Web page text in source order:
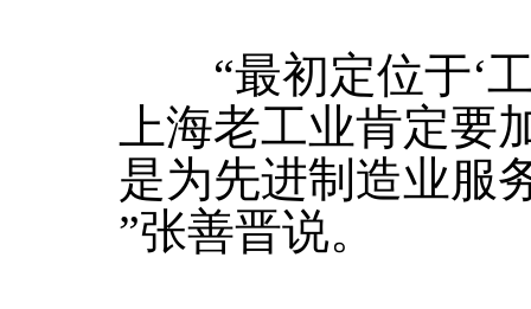
“最初定位于‘工
上海老工业肯定要
是为先进制造业服
”张善晋说。